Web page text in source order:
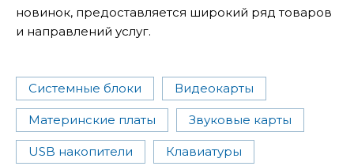
новинок, предоставляется широкий ряд товаров
и направлений услуг.
Системные блоки Видеокарты
Материнские платы Звуковые карты
USB накопители Клавиатуры